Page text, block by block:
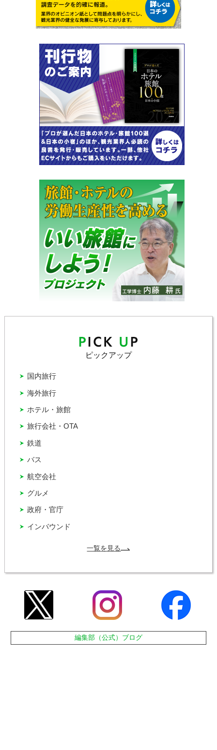
ピックアップ
インバウンド
グルメ
バス
ホテル・旅館
国内旅行
政府・官庁
旅行会社・OTA
海外旅行
航空会社
鉄道
一覧を見る
編集部（公式）ブログ